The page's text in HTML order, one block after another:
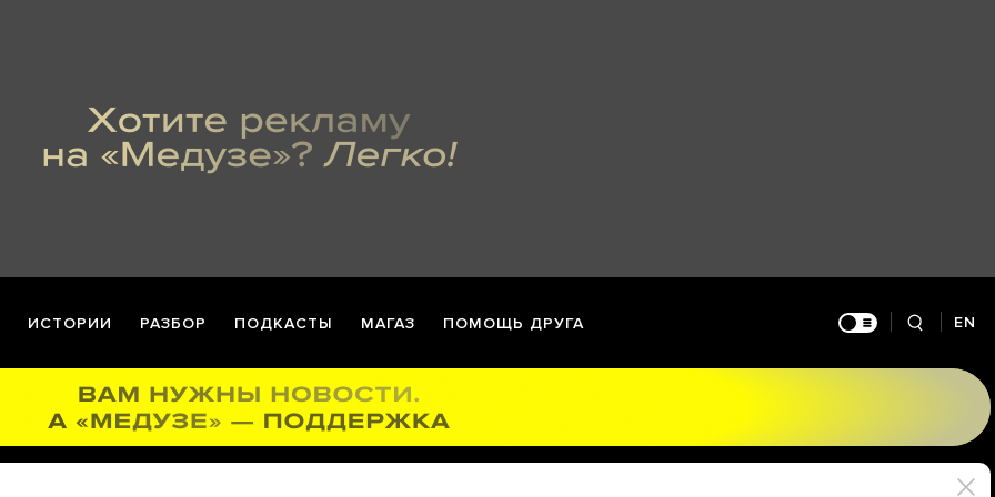
ИСТОРИИ РАЗБОР ПОДКАСТЫ МАГАЗ ПОМОЩЬ ДРУГА EN